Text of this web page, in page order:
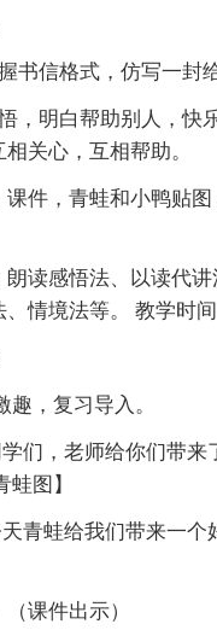
书信格式，仿写一封
，明白帮助别人，快
关心，互相帮助。
课件，青蛙和小鸭贴
朗读感悟法、以读代
、情境法等。 教学时
趣，复习导入。
们，老师给你们带来
图】
天青蛙给我们带来一
课件出示）